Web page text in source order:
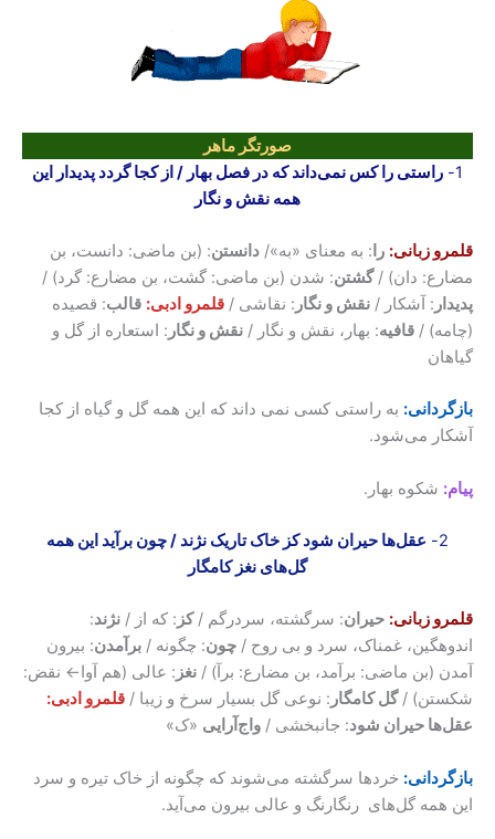
صورتگر ماهر
1-
راستی را کس نمی‌داند که در فصل بهار / از کجا گردد پدیدار این
همه نقش و نگار
قلمرو زبانی: را : به معنای «به»/ دانستن: (بن ماضی: دانست، بن
مضارع: دان) /گشتن: شدن (بن ماضی: گشت، بن مضارع: گرد) /
پدیدار : آشکار / نقش و نگار : نقاشی / قلمرو ادبی: قالب: قصیده
(چامه) / قافیه: بهار، نقش و نگار / نقش و نگار : استعاره از گل و
گیاهان
بازگردانی: به راستی کسی نمی داند که این همه گل و گیاه از کجا
آشکار می‌شود.
پیام: شکوه بهار.
2-
عقل‌ها حیران شود کز خاک تاریک نژند / چون برآید این همه‌
گل‌های نغز کامگار
قلمرو زبانی: حیران: سرگشته، سردرگم /کز : که از / نژند:
اندوهگین، غمناک، سرد و بی روح / چون: چگونه / برآمدن: بیرون
آمدن (بن ماضی: برآمد، بن مضارع: برآ) / نغز : عالی (هم آوا← نقض:
شکستن) /گل کامگار : نوعی گل بسیار سرخ و زیبا / قلمرو ادبی:
عقل‌ها حیران شود: جانبخشی / واج‌آرایی «ک»
بازگردانی: خردها سرگشته می‌شوند که چگونه از خاک تیره و سرد
این همه گل‌های رنگارنگ و عالی بیرون می‌آید.